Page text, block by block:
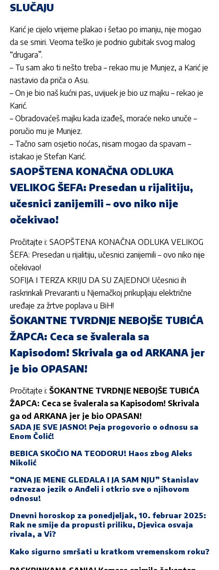
SLUČAJU
Karić je cijelo vrijeme plakao i šetao po imanju, nije mogao
da se smiri. Veoma teško je podnio gubitak svog malog
“drugara”.
– Tu sam ako ti nešto treba – rekao mu je Munjez, a Karić je
nastavio da priča o Asu.
– On je bio naš kućni pas, uvijuek je bio uz majku – rekao je
Karić.
– Obradovaćeš majku kada izađeš, moraće neko unuče –
poručio mu je Munjez.
– Tačno sam osjetio noćas, nisam mogao da spavam –
istakao je Stefan Karić.
SAOPŠTENA KONAČNA ODLUKA
VELIKOG ŠEFA: Presedan u rijalitiju,
učesnici zanijemili – ovo niko nije
očekivao!
Pročitajte i: SAOPŠTENA KONAČNA ODLUKA VELIKOG
ŠEFA: Presedan u rijalitiju, učesnici zanijemili – ovo niko nije
očekivao!
SOFIJA I TERZA KRIJU DA SU ZAJEDNO! Učesnici ih
raskrinkali Prevaranti u Njemačkoj prikupljaju električne
uređaje za žrtve poplava u BiH!
ŠOKANTNE TVRDNJE NEBOJŠE TUBIĆA
ŽAPCA: Ceca se švalerala sa
Kapisodom! Skrivala ga od ARKANA jer
je bio OPASAN!
Pročitajte i: ŠOKANTNE TVRDNJE NEBOJŠE TUBIĆA
ŽAPCA: Ceca se švalerala sa Kapisodom! Skrivala
ga od ARKANA jer je bio OPASAN!
SADA JE SVE JASNO! Peja progovorio o odnosu sa
Enom Čolić!
BEBICA SKOČIO NA TEODORU! Haos zbog Aleks
Nikolić
“ONA JE MENE GLEDALA I JA SAM NJU” Stanislav
razvezao jezik o Anđeli i otkrio sve o njihovom
odnosu!
Dnevni horoskop za ponedjeljak, 10. februar 2025:
Rak ne smije da propusti priliku, Djevica osvaja
rivala, a Vi?
Kako sigurno smršati u kratkom vremenskom roku?